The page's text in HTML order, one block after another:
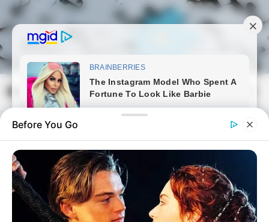
Skip
to
content
Magyarmozaik.com
Before You Go